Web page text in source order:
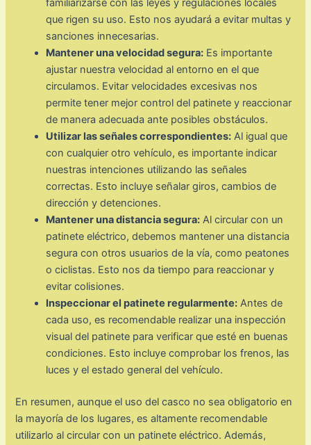
familiarizarse con las leyes y regulaciones locales
que rigen su uso. Esto nos ayudará a evitar multas y
sanciones innecesarias.
Mantener una velocidad segura: Es importante
ajustar nuestra velocidad al entorno en el que
circulamos. Evitar velocidades excesivas nos
permite tener mejor control del patinete y reaccionar
de manera adecuada ante posibles obstáculos.
Utilizar las señales correspondientes: Al igual que
con cualquier otro vehículo, es importante indicar
nuestras intenciones utilizando las señales
correctas. Esto incluye señalar giros, cambios de
dirección y detenciones.
Mantener una distancia segura: Al circular con un
patinete eléctrico, debemos mantener una distancia
segura con otros usuarios de la vía, como peatones
o ciclistas. Esto nos da tiempo para reaccionar y
evitar colisiones.
Inspeccionar el patinete regularmente: Antes de
cada uso, es recomendable realizar una inspección
visual del patinete para verificar que esté en buenas
condiciones. Esto incluye comprobar los frenos, las
luces y el estado general del vehículo.
En resumen, aunque el uso del casco no sea obligatorio en
la mayoría de los lugares, es altamente recomendable
utilizarlo al circular con un patinete eléctrico. Además,